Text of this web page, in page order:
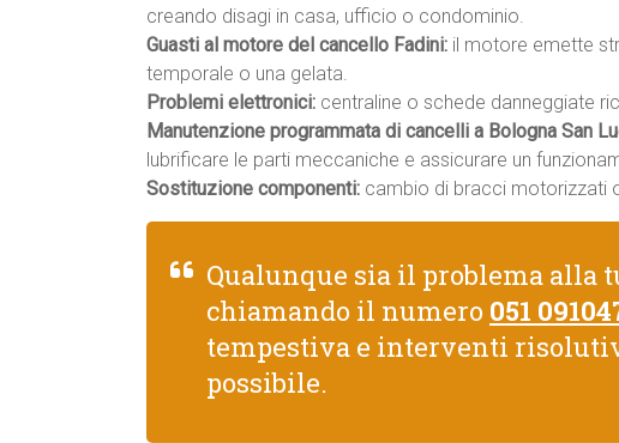
creando disagi in casa, ufficio o condominio.
Guasti al motore del cancello Fadini: il motore emette
temporale o una gelata.
Problemi elettronici: centraline o schede danneggiate
Manutenzione programmata di cancelli a Bologna San
lubrificare le parti meccaniche e assicurare un
Sostituzione componenti: cambio di bracci motorizzati
Qualunque sia il problema alla
chiamando il numero 051
tempestiva e interventi
possibile.